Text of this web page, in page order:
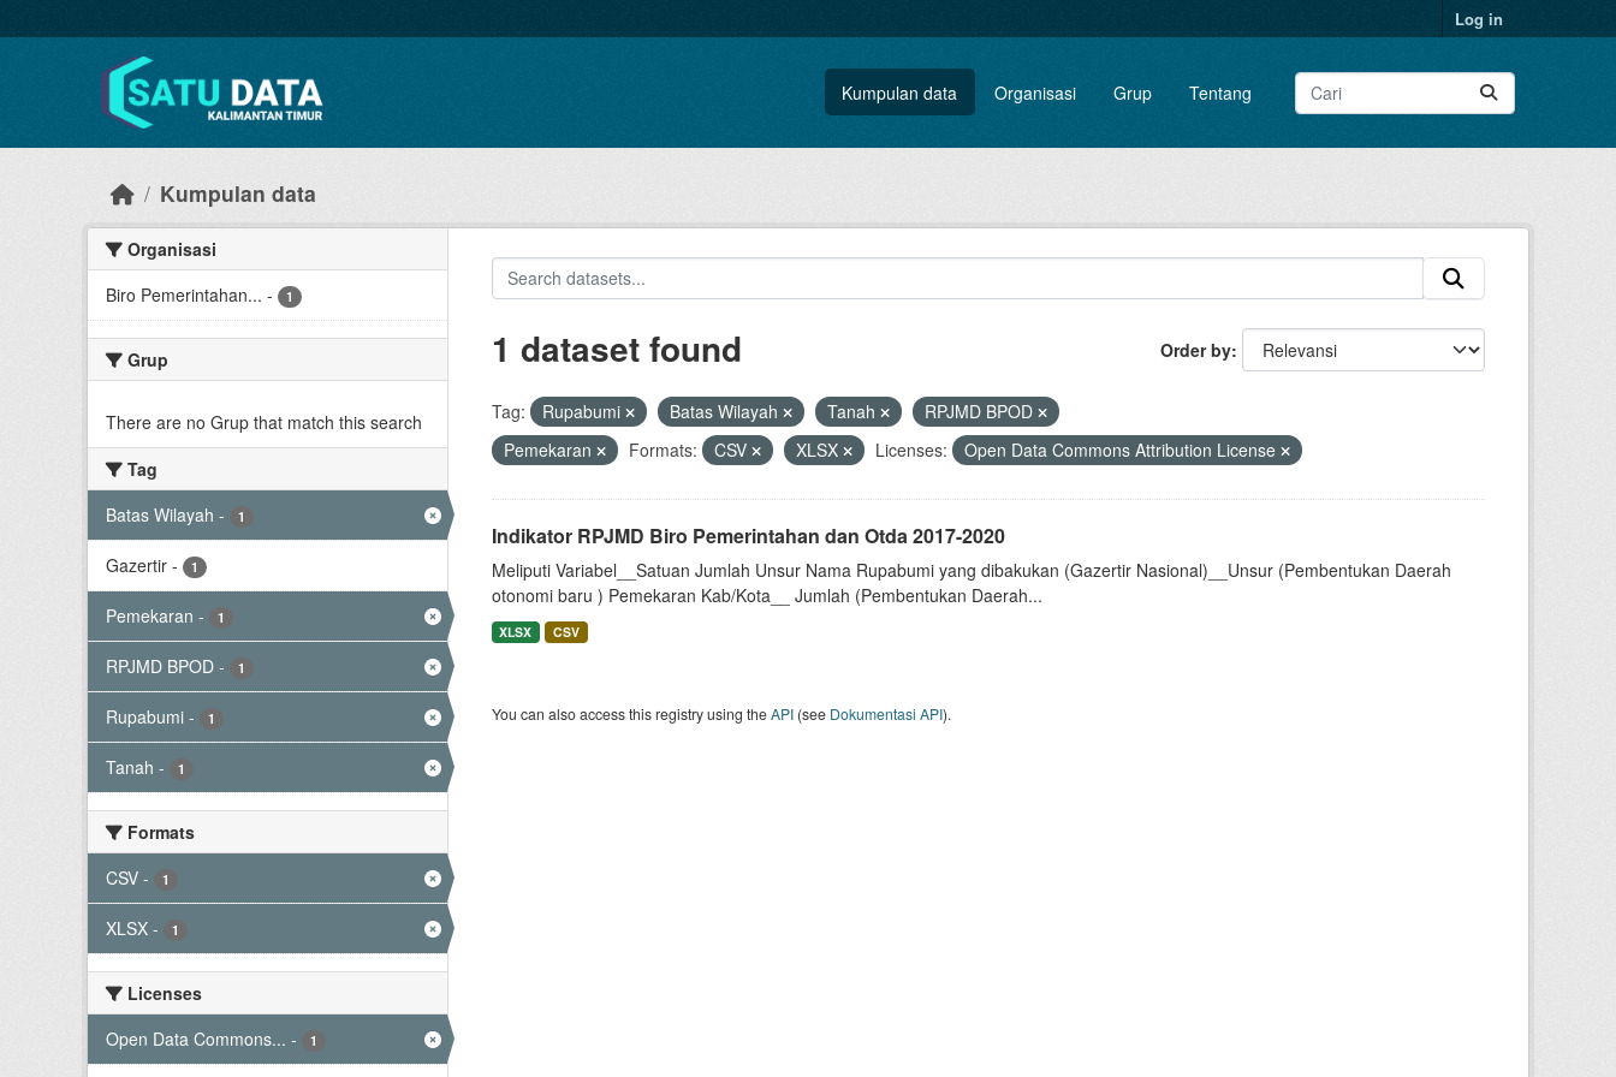
Log in
Kumpulan data Organisasi Grup Tentang
Kumpulan data
Organisasi
Biro Pemerintahan... - 1
Grup
There are no Grup that match this search
Tag
Batas Wilayah - 1
Gazertir - 1
Pemekaran - 1
RPJMD BPOD - 1
Rupabumi - 1
Tanah - 1
Formats
CSV - 1
XLSX - 1
Licenses
Open Data Commons... - 1
Order by
1 dataset found
Tag: Rupabumi Batas Wilayah Tanah
RPJMD BPOD
Pemekaran
Formats: CSV XLSX Licenses: Open Data Commons Attribution License
Indikator RPJMD Biro Pemerintahan dan Otda 2017-2020
Meliputi Variabel__Satuan Jumlah Unsur Nama Rupabumi yang dibakukan (Gazertir Nasional)__Unsur (Pembentukan Daerah
otonomi baru ) Pemekaran Kab/Kota__ Jumlah (Pembentukan Daerah...
XLSX CSV
You can also access this registry using theAPI(see Dokumentasi API).